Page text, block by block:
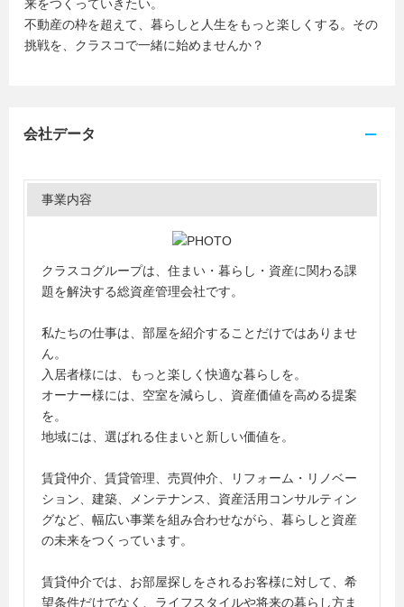
来をつくっていきたい。
不動産の枠を超えて、暮らしと人生をもっと楽しくする。その
挑戦を、クラスコで一緒に始めませんか？
会社データ
事業内容
クラスコグループは、住まい・暮らし・資産に関わる課
題を解決する総資産管理会社です。
私たちの仕事は、部屋を紹介することだけではありませ
ん。
入居者様には、もっと楽しく快適な暮らしを。
オーナー様には、空室を減らし、資産価値を高める提案
を。
地域には、選ばれる住まいと新しい価値を。
賃貸仲介、賃貸管理、売買仲介、リフォーム・リノベー
ション、建築、メンテナンス、資産活用コンサルティン
グなど、幅広い事業を組み合わせながら、暮らしと資産
の未来をつくっています。
賃貸仲介では、お部屋探しをされるお客様に対して、希
望条件だけでなく、ライフスタイルや将来の暮らし方ま